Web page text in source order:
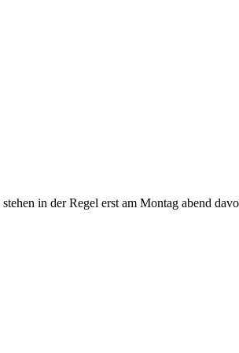
in der Regel erst am Montag abend